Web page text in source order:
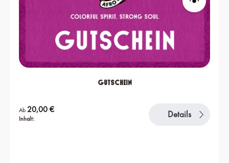
Gutschein
Inhalt:
Regulärer Preis:
Ab20,00 € Details